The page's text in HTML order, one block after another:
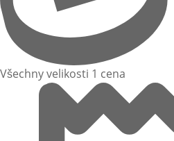
Všechny velikosti 1 cena